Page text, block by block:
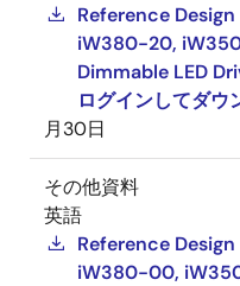
Reference
iW380-20,
Dimmable LED
ログインしてダウ
月30日
その他資料
英語
Reference
iW380-00,